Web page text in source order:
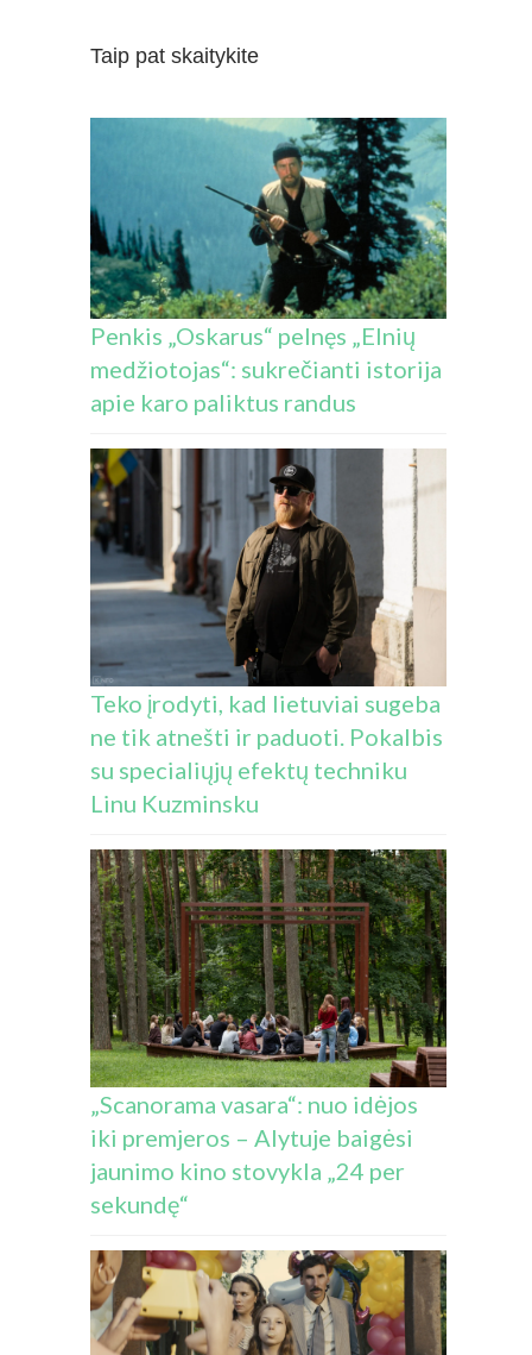
Taip pat skaitykite
Penkis „Oskarus“ pelnęs „Elnių
medžiotojas“: sukrečianti istorija
apie karo paliktus randus
Teko įrodyti, kad lietuviai sugeba
ne tik atnešti ir paduoti. Pokalbis
su specialiųjų efektų techniku
Linu Kuzminsku
„Scanorama vasara“: nuo idėjos
iki premjeros – Alytuje baigėsi
jaunimo kino stovykla „24 per
sekundę“